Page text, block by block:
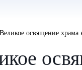
храма в честь Иверской